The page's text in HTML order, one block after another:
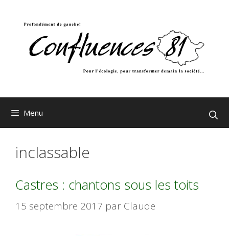
Menu
inclassable
Castres : chantons sous les toits
15 septembre 2017 par Claude